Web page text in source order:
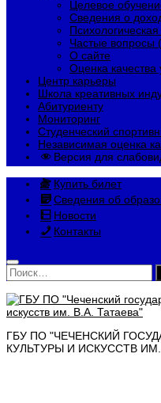
Целевое
Сведения о
Частые вопросы
О сайте
Оценка качества
Центр карьеры
Школа креативных
Абитуриенту
Мониторинг
Студенческий
Независимая оценка
Версия для
Купить билет
Сведения об
Новости
Контакты
Найти:
ГБУ ПО "ЧЕЧЕНСКИЙ
КУЛЬТУРЫ И ИСКУССТВ